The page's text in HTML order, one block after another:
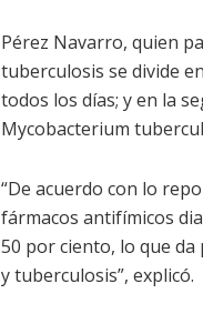
Pérez Navarro, quien
tuberculosis se divide
todos los días; y en la
Mycobacterium
“De acuerdo con lo
fármacos antifímicos
50 por ciento, lo que
y tuberculosis”, explicó.